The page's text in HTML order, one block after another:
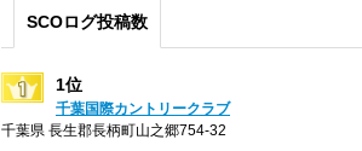
SCOログ投稿数
1位
千葉国際カントリークラブ
千葉県 長生郡長柄町山之郷754-32